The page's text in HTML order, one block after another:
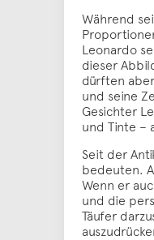
Während
Leonardo
dieser
dürften
und seine
Gesichter
und Tinte –
Seit der
bedeuten.
Wenn er
und die
Täufer